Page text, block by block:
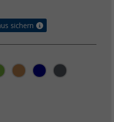
sichern